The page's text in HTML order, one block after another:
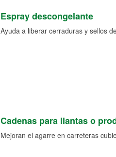
Espray descongelante
Ayuda a liberar cerraduras y sellos
Cadenas para llantas o
Mejoran el agarre en carreteras